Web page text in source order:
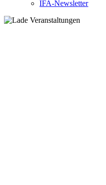
IFA-Newsletter